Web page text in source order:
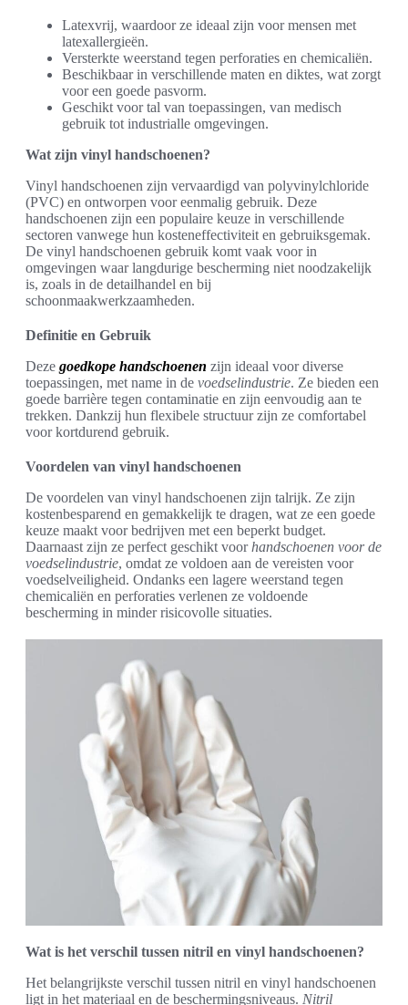
Latexvrij, waardoor ze ideaal zijn voor mensen met
latexallergieën.
Versterkte weerstand tegen perforaties en chemicaliën.
Beschikbaar in verschillende maten en diktes, wat zorgt
voor een goede pasvorm.
Geschikt voor tal van toepassingen, van medisch
gebruik tot industrialle omgevingen.
Wat zijn vinyl handschoenen?
Vinyl handschoenen zijn vervaardigd van polyvinylchloride
(PVC) en ontworpen voor eenmalig gebruik. Deze
handschoenen zijn een populaire keuze in verschillende
sectoren vanwege hun kosteneffectiviteit en gebruiksgemak.
De vinyl handschoenen gebruik komt vaak voor in
omgevingen waar langdurige bescherming niet noodzakelijk
is, zoals in de detailhandel en bij
schoonmaakwerkzaamheden.
Definitie en Gebruik
Deze goedkope handschoenen zijn ideaal voor diverse
toepassingen, met name in de voedselindustrie. Ze bieden een
goede barrière tegen contaminatie en zijn eenvoudig aan te
trekken. Dankzij hun flexibele structuur zijn ze comfortabel
voor kortdurend gebruik.
Voordelen van vinyl handschoenen
De voordelen van vinyl handschoenen zijn talrijk. Ze zijn
kostenbesparend en gemakkelijk te dragen, wat ze een goede
keuze maakt voor bedrijven met een beperkt budget.
Daarnaast zijn ze perfect geschikt voorhandschoenen voor de
voedselindustrie, omdat ze voldoen aan de vereisten voor
voedselveiligheid. Ondanks een lagere weerstand tegen
chemicaliën en perforaties verlenen ze voldoende
bescherming in minder risicovolle situaties.
Wat is het verschil tussen nitril en vinyl handschoenen?
Het belangrijkste verschil tussen nitril en vinyl handschoenen
ligt in het materiaal en de beschermingsniveaus. Nitril